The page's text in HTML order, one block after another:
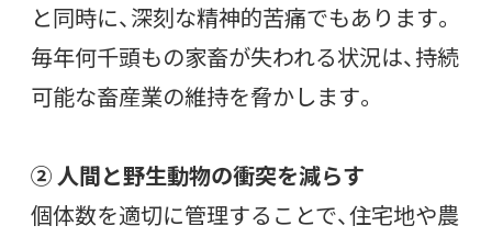
と同時に、深刻な精神的苦痛でもあります。
毎年何千頭もの家畜が失われる状況は、持続
可能な畜産業の維持を脅かします。
② 人間と野生動物の衝突を減らす
個体数を適切に管理することで、住宅地や農